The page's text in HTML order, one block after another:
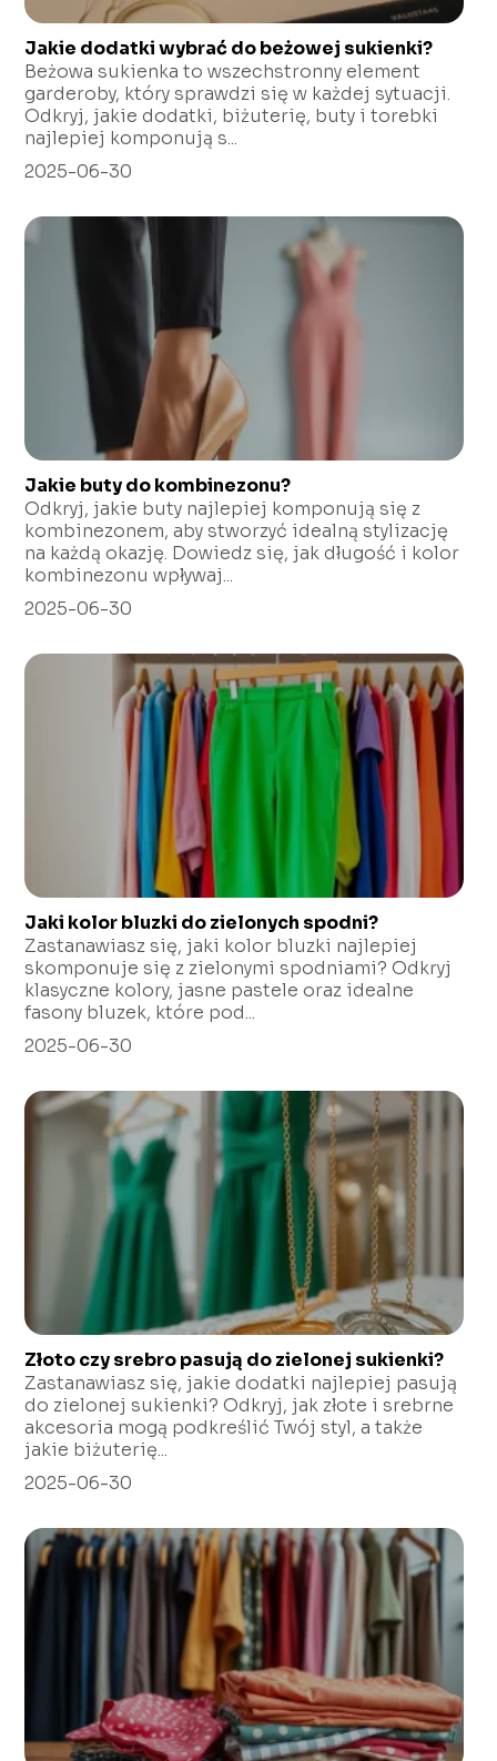
Jakie dodatki wybrać do beżowej sukienki?
Beżowa sukienka to wszechstronny element
garderoby, który sprawdzi się w każdej sytuacji.
Odkryj, jakie dodatki, biżuterię, buty i torebki
najlepiej komponują s...
2025-06-30
Jakie buty do kombinezonu?
Odkryj, jakie buty najlepiej komponują się z
kombinezonem, aby stworzyć idealną stylizację
na każdą okazję. Dowiedz się, jak długość i kolor
kombinezonu wpływaj...
2025-06-30
Jaki kolor bluzki do zielonych spodni?
Zastanawiasz się, jaki kolor bluzki najlepiej
skomponuje się z zielonymi spodniami? Odkryj
klasyczne kolory, jasne pastele oraz idealne
fasony bluzek, które pod...
2025-06-30
Złoto czy srebro pasują do zielonej sukienki?
Zastanawiasz się, jakie dodatki najlepiej pasują
do zielonej sukienki? Odkryj, jak złote i srebrne
akcesoria mogą podkreślić Twój styl, a także
jakie biżuterię...
2025-06-30